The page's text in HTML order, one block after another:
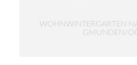
WOHNWINTERGARTEN
MUNDEN/OÖ